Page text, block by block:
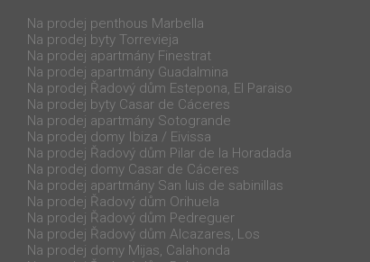
Na prodej penthous Marbella
Na prodej byty Torrevieja
Na prodej apartmány Finestrat
Na prodej apartmány Guadalmina
Na prodej Řadový dům Estepona, El Paraiso
Na prodej byty Casar de Cáceres
Na prodej apartmány Sotogrande
Na prodej domy Ibiza / Eivissa
Na prodej Řadový dům Pilar de la Horadada
Na prodej domy Casar de Cáceres
Na prodej apartmány San luis de sabinillas
Na prodej Řadový dům Orihuela
Na prodej Řadový dům Pedreguer
Na prodej Řadový dům Alcazares, Los
Na prodej domy Mijas, Calahonda